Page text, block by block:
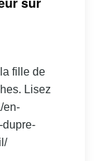
fille de
Lisez
en-
dupre-